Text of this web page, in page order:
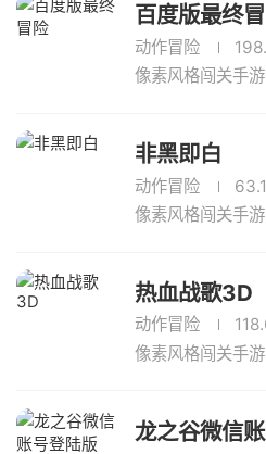
百度版最终
动作冒险
像素风格闯关手游
非黑即白
动作冒险
像素风格闯关手游
热血战歌3D
动作冒险
像素风格闯关手游
龙之谷微信